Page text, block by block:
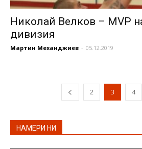
Николай Велков – MVP
дивизия
Мартин Механджиев - 05.12.2019
2 3 4
НАМЕРИ НИ